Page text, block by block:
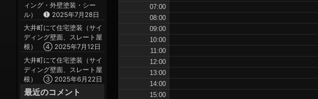
07:00
08:00
09:00
10:00
11:00
12:00
13:00
14:00
15:00
ィング・外壁塗装・シー
ル） ❶ 2025年7月28日
大井町にて住宅塗装（サイ
ディング壁面、スレート屋
根） ④ 2025年7月12日
大井町にて住宅塗装（サイ
ディング壁面、スレート屋
根） ③ 2025年6月22日
最近のコメント